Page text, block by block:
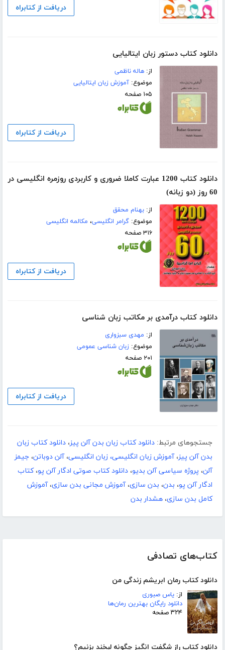
کتاب‌های تصادفی
دانلود کتاب رمان ابریشم زندگی من
از: یاس صبوری
دانلود رایگان بهترین رمان‌ها
۳۲۴ صفحه
دانلود کتاب راز شگفت انگیز چگونه لبخند بزنیم؟
دریافت از کتابراه
دانلود کتاب دستور زبان ایتالیایی
از:هاله ناظمی
موضوع:آموزش زبان ایتالیایی
۱۰۵ صفحه
دریافت از کتابراه
دانلود کتاب 1200 عبارت کاملا ضروری و کاربردی روزمره انگلیسی در
60 روز (دو زبانه)
از:بهنام محقق
موضوع:گرامر انگلیسی، مکالمه انگلیسی
۳۱۶ صفحه
دریافت از کتابراه
دانلود کتاب درآمدی بر مکاتب زبان شناسی
از: مهدی سبزواری
موضوع:زبان شناسی عمومی
۲۰۱ صفحه
دریافت از کتابراه
جستجوهای مرتبط: دانلود کتاب زبان بدن آلن پیز، دانلود کتاب زبان
بدن آلن پیز،آموزش زبان انگلیسی، زبان انگلیسی،آلن دوباتن، جیمز
آلن، پروژه سیاسی آلن بدیو، دانلود کتاب صوتی ادگار آلن پو،کتاب
ادگار آلن پو، بدن، بدن سازی،آموزش مجانی بدن سازی،آموزش
کامل بدن سازی، هشدار بدن